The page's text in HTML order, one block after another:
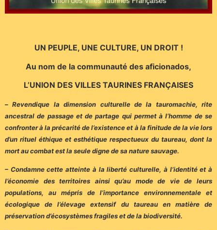
UN PEUPLE, UNE CULTURE, UN DROIT !
Au nom de la communauté des aficionados,
L’UNION DES VILLES TAURINES FRANÇAISES
–Revendique la dimension culturelle de la tauromachie, rite
ancestral de passage et de partage qui permet à l’homme de se
confronter à la précarité de l’existence et à la finitude de la vie lors
d’un rituel éthique et esthétique respectueux du taureau, dont la
mort au combat est la seule digne de sa nature sauvage.
– Condamne cette atteinte à la liberté culturelle, à l’identité et à
l’économie des territoires ainsi qu’au mode de vie de leurs
populations, au mépris de l’importance environnementale et
écologique de l’élevage extensif du taureau en matière de
préservation d’écosystèmes fragiles et de la biodiversité.